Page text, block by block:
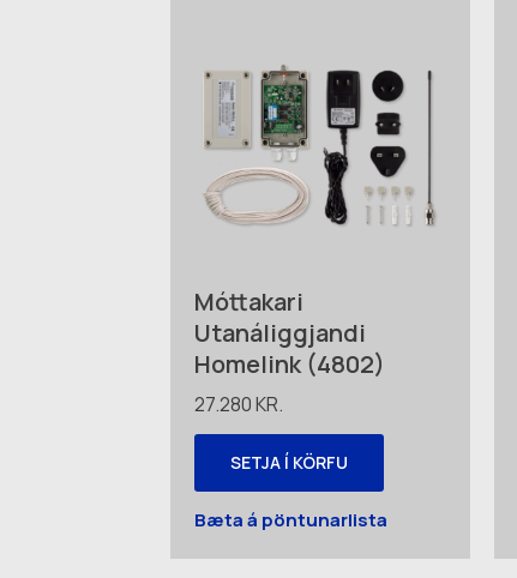
Móttakari
Utanáliggjandi
Homelink (4802)
27.280KR.
SETJA Í KÖRFU
Bæta á pöntunarlista